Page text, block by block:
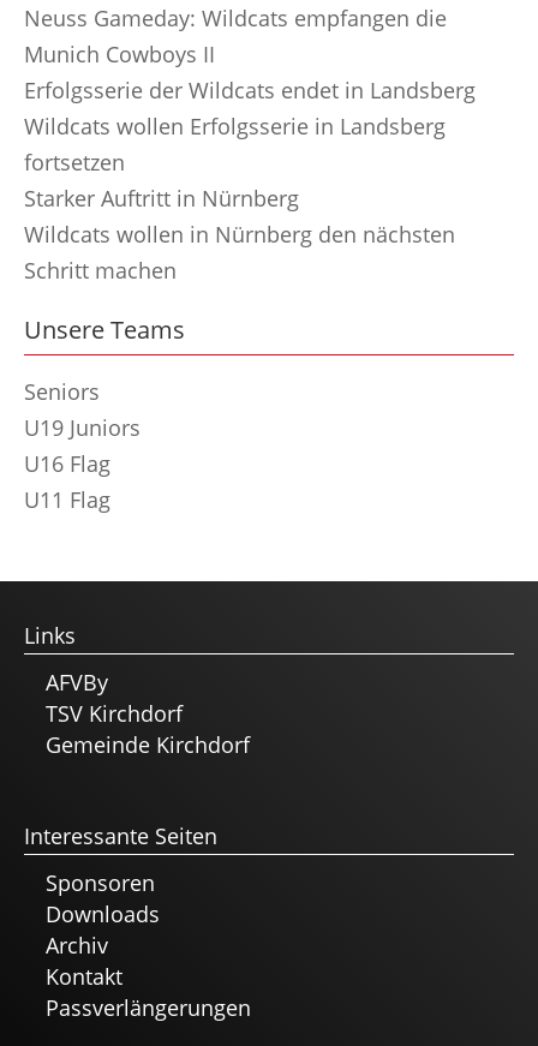
Neuss Gameday: Wildcats empfangen die
Munich Cowboys II
Erfolgsserie der Wildcats endet in Landsberg
Wildcats wollen Erfolgsserie in Landsberg
fortsetzen
Starker Auftritt in Nürnberg
Wildcats wollen in Nürnberg den nächsten
Schritt machen
Unsere Teams
Seniors
U19 Juniors
U16 Flag
U11 Flag
Links
AFVBy
TSV Kirchdorf
Gemeinde Kirchdorf
Interessante Seiten
Sponsoren
Downloads
Archiv
Kontakt
Passverlängerungen